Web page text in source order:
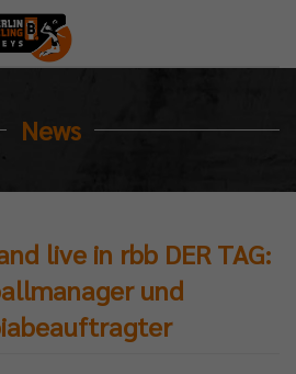
News
live in rbb DER TAG:
und